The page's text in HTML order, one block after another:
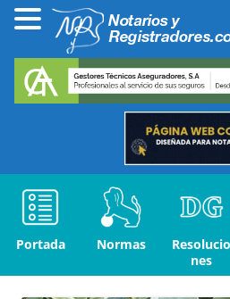
Portada Normas
Resolucio
nes